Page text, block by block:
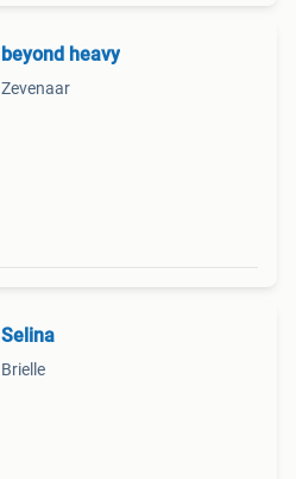
beyond heavy
Zevenaar
Selina
Brielle